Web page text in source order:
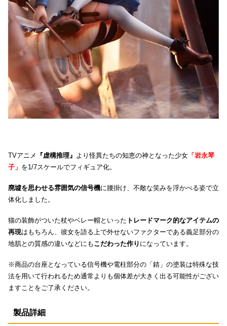
TVアニメ 『虚構推理』 より怪異たちの知恵の神となった少女 「岩永琴
子」 を1/7スケールでフィギュア化。
廃墟を思わせる雰囲気の信号機に腰掛け、不敵な笑みを浮かべる姿で立
体化しました。
猫の装飾がついた杖やベレー帽といった トレードマーク的なアイテムの
再現はもちろん、彼女を語る上で外せないファクターである義足部分の
地肌との質感の違いなどにも こだわった作り になっています。
※商品の台座となっている信号機や電柱部分の「錆」の塗装は特殊な技
法を用いて行われるため通常よりも個体差が大きく出る可能性がござい
ますことをご了承ください。
製品詳細